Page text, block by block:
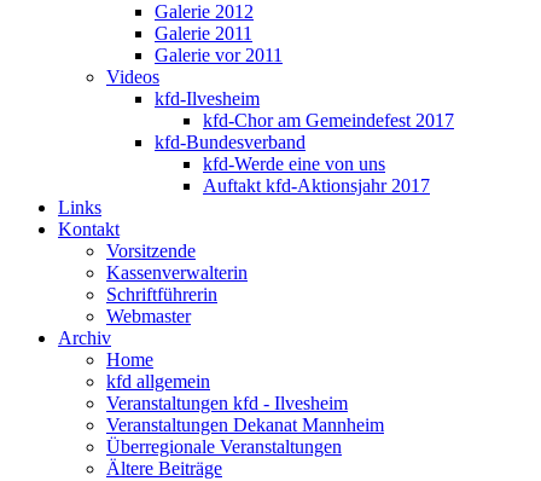
Galerie 2012
Galerie 2011
Galerie vor 2011
Videos
kfd-Ilvesheim
kfd-Chor am Gemeindefest 2017
kfd-Bundesverband
kfd-Werde eine von uns
Auftakt kfd-Aktionsjahr 2017
Links
Kontakt
Vorsitzende
Kassenverwalterin
Schriftführerin
Webmaster
Archiv
Home
kfd allgemein
Veranstaltungen kfd - Ilvesheim
Veranstaltungen Dekanat Mannheim
Überregionale Veranstaltungen
Ältere Beiträge